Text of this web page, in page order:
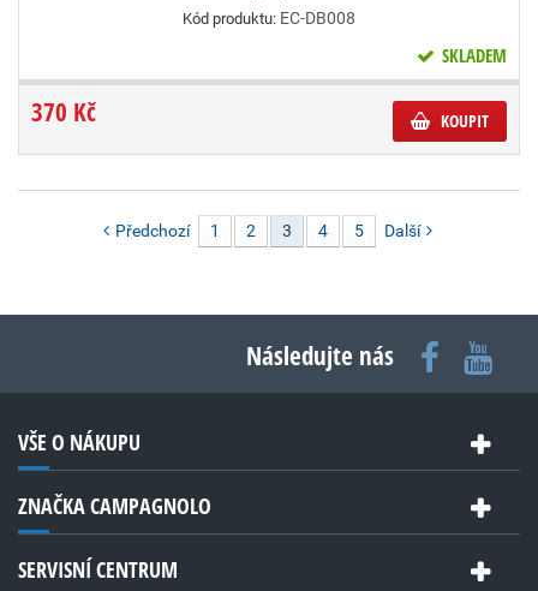
Kód produktu: EC-DB008
SKLADEM
370 Kč KOUPIT
Předchozí 1 2 3 4 5 Další
Následujte nás
VŠE O NÁKUPU
ZNAČKA CAMPAGNOLO
SERVISNÍ CENTRUM